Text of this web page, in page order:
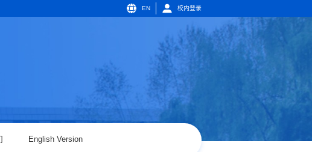
EN 校内登录
English Version